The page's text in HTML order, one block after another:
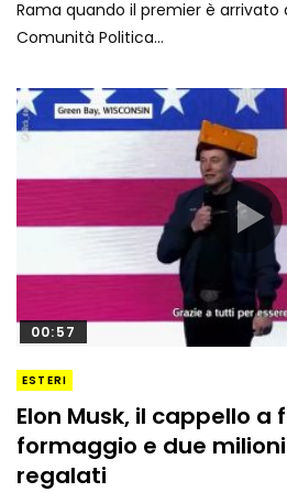
Rama quando il premier è arrivato
Comunità Politica...
00:57
ESTERI
Elon Musk, il cappello
formaggio e due
regalati